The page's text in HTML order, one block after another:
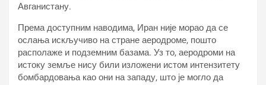
Авганистану.
Према доступним наводима, Иран није морао да се
ослања искључиво на стране аеродроме, пошто
располаже и подземним базама. Уз то, аеродроми на
истоку земље нису били изложени истом интензитету
бомбардовања као они на западу, што је могло да